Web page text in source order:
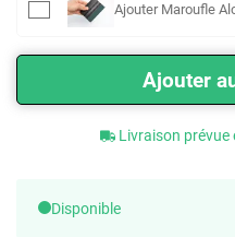
Ajouter Maroufle
Ajouter
Livraison prévue
Disponible